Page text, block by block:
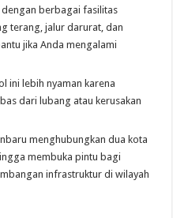
dengan berbagai fasilitas
terang, jalur darurat, dan
jika Anda mengalami
ini lebih nyaman karena
dari lubang atau kerusakan
menghubungkan dua kota
membuka pintu bagi
infrastruktur di wilayah